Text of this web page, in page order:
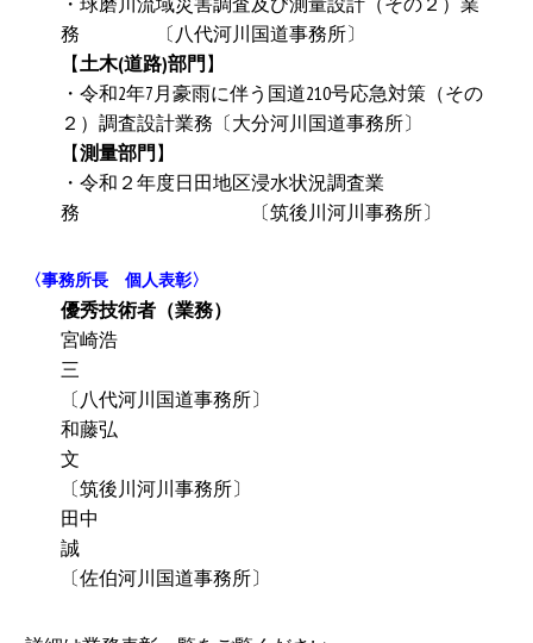
務 〔八代河川国道事務所〕
【土木(道路)部門 】
・令和2年7月豪雨に伴う国道210号応急対策（その
２）調査設計業務〔大分河川国道事務所〕
【測量部門 】
・令和２年度日田地区浸水状況調査業
務 〔筑後川河川事務所〕
〈事務所長 個人表彰〉
優秀技術者（業務）
宮崎浩
三
〔八代河川国道事務所〕
和藤弘
文
〔筑後川河川事務所〕
田中
誠
〔佐伯河川国道事務所〕